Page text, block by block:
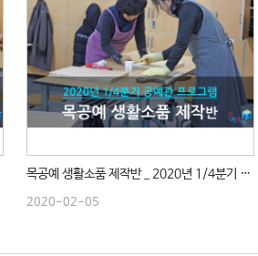
목공예 생활소품 제작반 _ 2020년 1/4분기 수업
2020-02-05